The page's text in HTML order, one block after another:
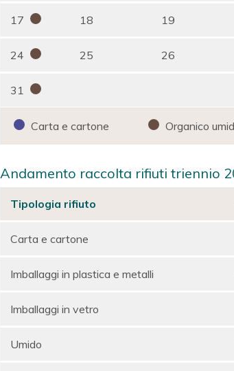
17 18 19
24 25 26
31
Carta e cartone Organico
Andamento raccolta rifiuti triennio
Tipologia rifiuto
Carta e cartone
Imballaggi in plastica e metalli
Imballaggi in vetro
Umido